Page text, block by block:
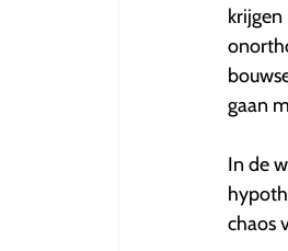
gaan
In de
chaos